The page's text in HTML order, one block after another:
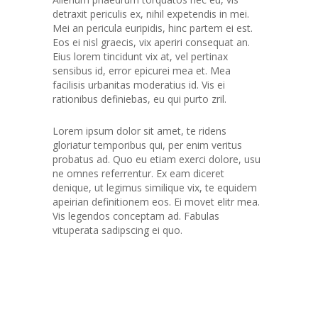
detraxit periculis ex, nihil expetendis in mei.
Mei an pericula euripidis, hinc partem ei est.
Eos ei nisl graecis, vix aperiri consequat an.
Eius lorem tincidunt vix at, vel pertinax
sensibus id, error epicurei mea et. Mea
facilisis urbanitas moderatius id. Vis ei
rationibus definiebas, eu qui purto zril.
Lorem ipsum dolor sit amet, te ridens
gloriatur temporibus qui, per enim veritus
probatus ad. Quo eu etiam exerci dolore, usu
ne omnes referrentur. Ex eam diceret
denique, ut legimus similique vix, te equidem
apeirian definitionem eos. Ei movet elitr mea.
Vis legendos conceptam ad. Fabulas
vituperata sadipscing ei quo.